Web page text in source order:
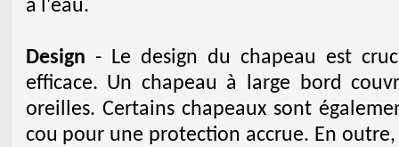
à l'eau.
Design - Le design du chapeau est
efficace. Un chapeau à large bord
oreilles. Certains chapeaux sont
cou pour une protection accrue. En